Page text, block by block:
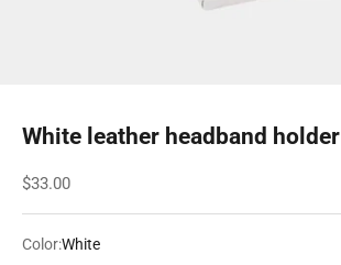
White leather headband holder
Sale price
$33.00
Color:White